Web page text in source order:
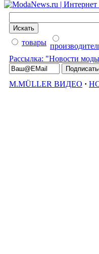
товары
Рассылка: "Новости
M.MÜLLER ВИДЕО ·